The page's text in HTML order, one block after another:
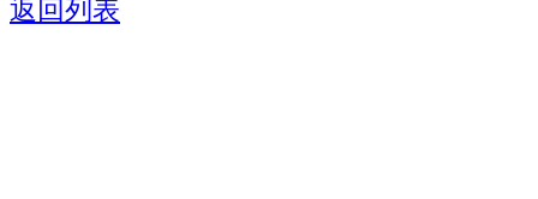
返回列表